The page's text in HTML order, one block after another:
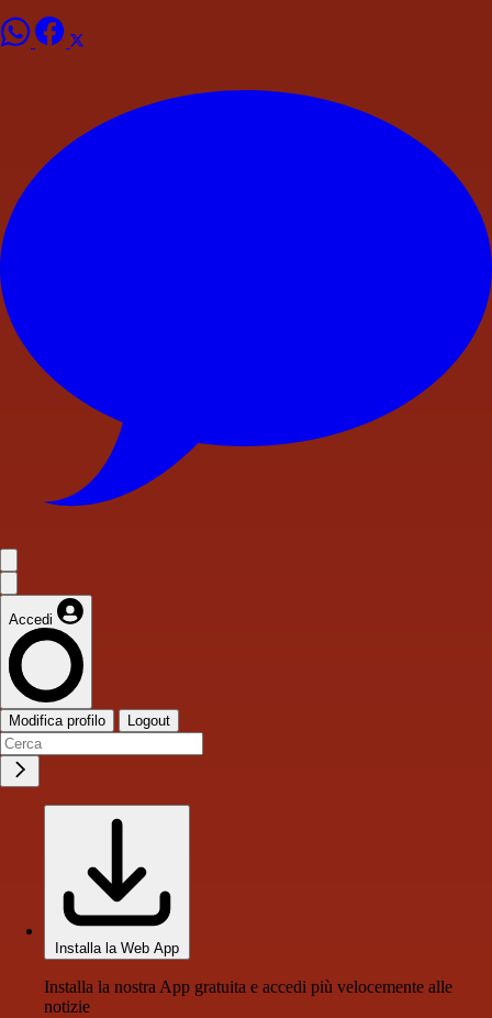
Accedi
Modifica profilo Logout
Installa la Web App
Installa la nostra App gratuita e accedi più velocemente alle
notizie